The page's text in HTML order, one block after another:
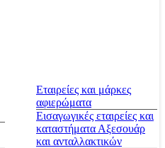
Εταιρείες και μάρκες
αφιερώματα
Εισαγωγικές εταιρείες και
καταστήματα Αξεσουάρ
και ανταλλακτικών